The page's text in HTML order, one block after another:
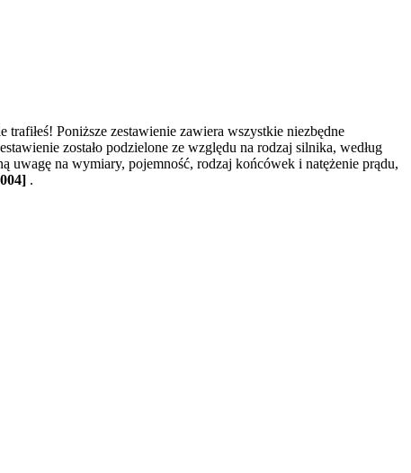
Poniższe zestawienie zawiera wszystkie niezbędne
zostało podzielone ze względu na rodzaj silnika, według
uwagę na wymiary, pojemność, rodzaj końcówek i natężenie prądu,
.